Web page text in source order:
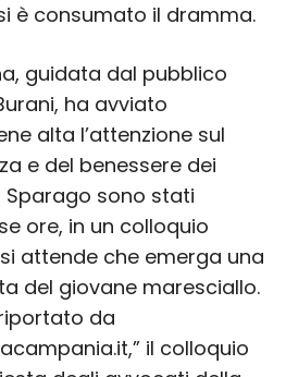
è consumato il dramma.
guidata dal pubblico
ha avviato
alta l’attenzione sul
e del benessere dei
Sparago sono stati
ore, in un colloquio
attende che emerga una
del giovane maresciallo.
da
il colloquio